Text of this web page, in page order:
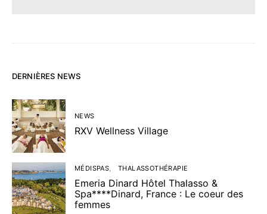
DERNIÈRES NEWS
NEWS
RXV Wellness Village
MÉDISPAS THALASSOTHÉRAPIE
Emeria Dinard Hôtel Thalasso &
Spa****Dinard, France : Le coeur des
femmes